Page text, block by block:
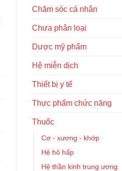
Chăm sóc cá nhân
Chưa phân loại
Dược mỹ phẩm
Hệ miễn dịch
Thiết bị y tế
Thực phẩm chức năng
Thuốc
Cơ - xương - khớp
Hệ hô hấp
Hệ thần kinh trung ương